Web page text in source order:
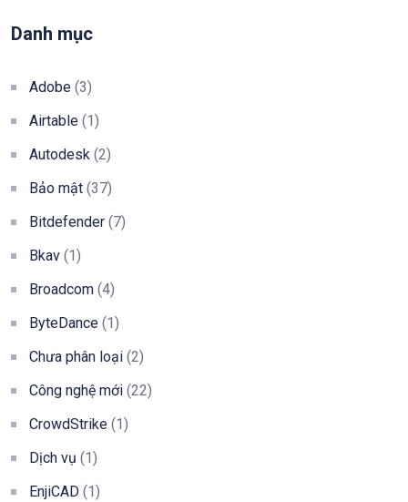
Danh mục
Adobe (3)
Airtable (1)
Autodesk (2)
Bảo mật (37)
Bitdefender (7)
Bkav (1)
Broadcom (4)
ByteDance (1)
Chưa phân loại (2)
Công nghệ mới (22)
CrowdStrike (1)
Dịch vụ (1)
EnjiCAD (1)